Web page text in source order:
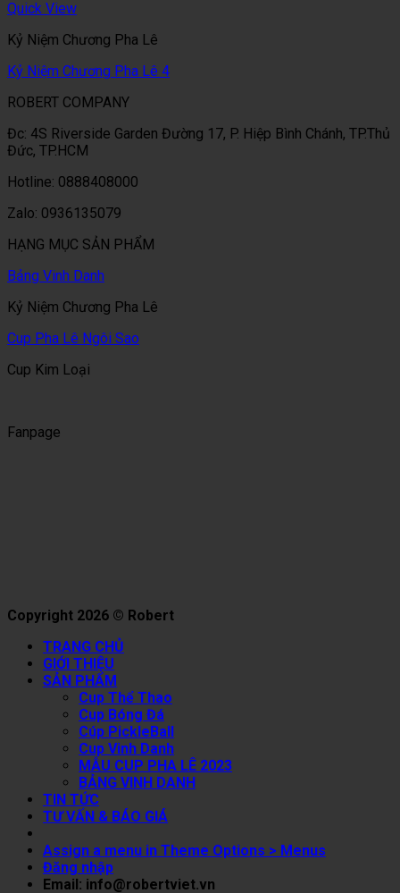
Quick View
Kỷ Niệm Chương Pha Lê
Kỷ Niệm Chương Pha Lê 4
ROBERT COMPANY
Đc: 4S Riverside Garden Đường 17, P. Hiệp Bình Chánh, TP.Thủ
Đức, TP.HCM
Hotline: 0888408000
Zalo: 0936135079
HẠNG MỤC SẢN PHẨM
Bảng Vinh Danh
Kỷ Niệm Chương Pha Lê
Cup Pha Lê Ngôi Sao
Cup Kim Loại
Fanpage
Copyright 2026 © Robert
TRANG CHỦ
GIỚI THIỆU
SẢN PHẨM
Cup Thể Thao
Cup Bóng Đá
Cúp PickleBall
Cup Vinh Danh
MẪU CUP PHA LÊ 2023
BẢNG VINH DANH
TIN TỨC
TƯ VẤN & BÁO GIÁ
Assign a menu in Theme Options > Menus
Đăng nhập
Email: info@robertviet.vn